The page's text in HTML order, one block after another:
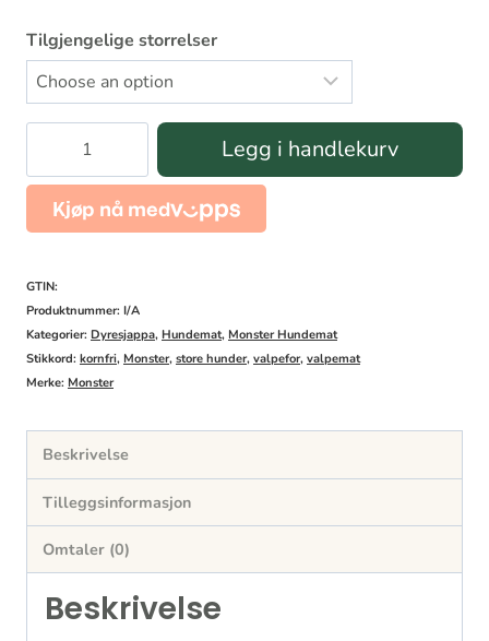
Tilgjengelige storrelser
Monster
Grain
Free
L/XL
Turkey/Chicken
antall
Legg i handlekurv
GTIN:
Produktnummer: I/A
Kategorier: Dyresjappa, Hundemat, Monster Hundemat
Stikkord: kornfri, Monster, store hunder, valpefor, valpemat
Merke: Monster
Beskrivelse
Tilleggsinformasjon
Omtaler (0)
Beskrivelse